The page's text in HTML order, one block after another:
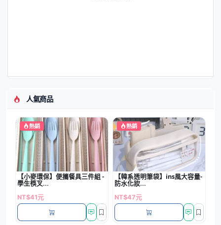
人氣商品
熱銷
【小麥環保】便攜餐具三件組 -
學生筷叉...
NT$41元
熱銷
【韓系透明筆袋】ins風大容量-
防水化妝...
NT$47元